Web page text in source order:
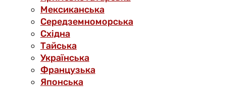
Мексиканська
Середземноморська
Східна
Тайська
Українська
Французька
Японська